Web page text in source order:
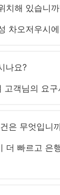
치해 있습니
차오저우시
나요?
고객님의 요
은 무엇입니
더 빠르고 은